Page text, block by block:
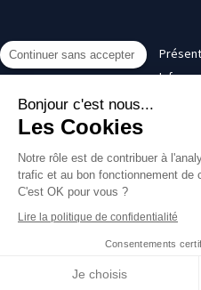
Infos
©2017 Thatyana Pitavy -
Plan du
Création et référencement du site par
Continuer sans accepter
Bonjour c'est nous...
Les Cookies
Notre rôle est de contribuer à
trafic et au bon fonctionnement de
C'est OK pour vous ?
Lire la politique de confidentialité
Consentements
Je choisis